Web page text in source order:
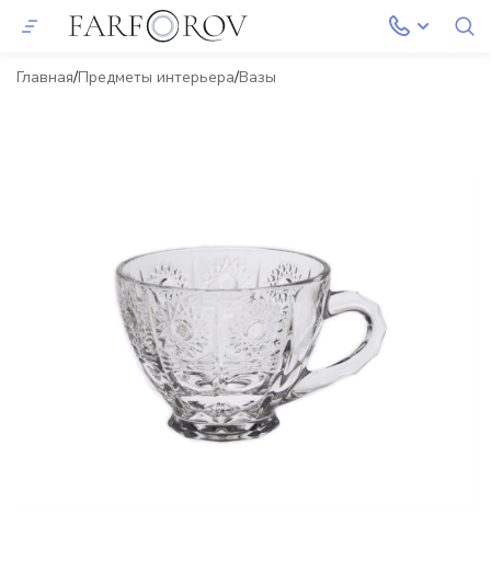
Главная Предметы интерьера Вазы